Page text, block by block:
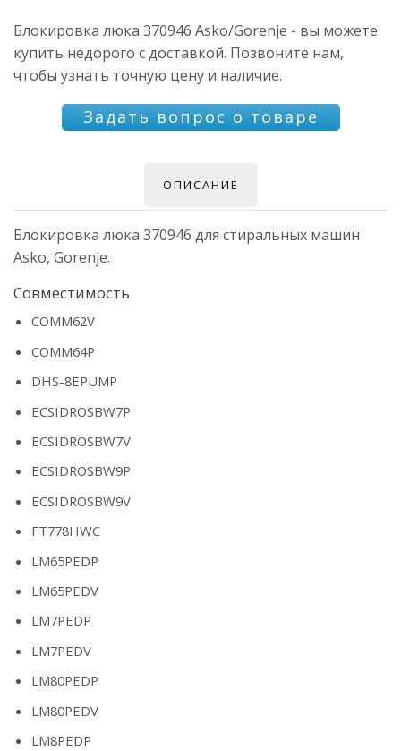
Блокировка люка 370946 Asko/Gorenje - вы можете
купить недорого с доставкой. Позвоните нам,
чтобы узнать точную цену и наличие.
Задать вопрос о товаре
ОПИСАНИЕ
Блокировка люка 370946 для стиральных машин
Asko, Gorenje.
Совместимость
COMM62V
COMM64P
DHS-8EPUMP
ECSIDROSBW7P
ECSIDROSBW7V
ECSIDROSBW9P
ECSIDROSBW9V
FT778HWC
LM65PEDP
LM65PEDV
LM7PEDP
LM7PEDV
LM80PEDP
LM80PEDV
LM8PEDP